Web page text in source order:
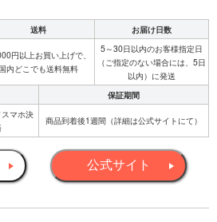
送料 お届け日数
円以上お買い上げで、
内どこでも送料無料
5～30日以内のお客様指定日
（ご指定のない場合には、5日
以内）に発送
保証期間
マホ決
商品到着後1週間（詳細は公式サイトにて）
公式サイト